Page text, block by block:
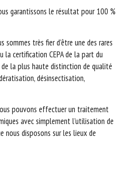
garantissons le résultat pour 100 %
sommes très fier d’être une des rares
la certification CEPA de la part du
de la plus haute distinction de qualité
désinsectisation,
pouvons effectuer un traitement
avec simplement l’utilisation de
nous disposons sur les lieux de